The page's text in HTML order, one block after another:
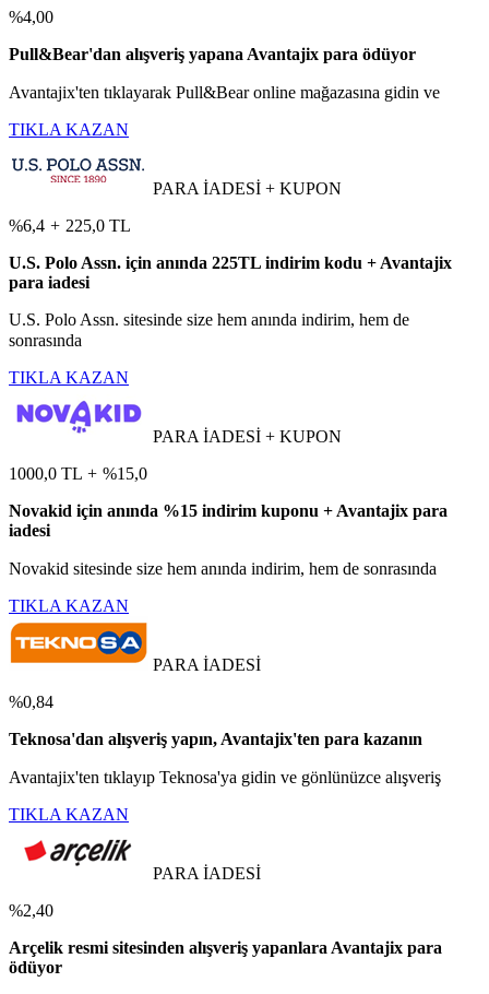
%4,00
Pull&Bear'dan alışveriş yapana Avantajix para ödüyor
Avantajix'ten tıklayarak Pull&Bear online mağazasına gidin ve
TIKLA KAZAN
PARA İADESİ + KUPON
%6,4 + 225,0 TL
U.S. Polo Assn. için anında 225TL indirim kodu + Avantajix
para iadesi
U.S. Polo Assn. sitesinde size hem anında indirim, hem de
sonrasında
TIKLA KAZAN
PARA İADESİ + KUPON
1000,0 TL + %15,0
Novakid için anında %15 indirim kuponu + Avantajix para
iadesi
Novakid sitesinde size hem anında indirim, hem de sonrasında
TIKLA KAZAN
PARA İADESİ
%0,84
Teknosa'dan alışveriş yapın, Avantajix'ten para kazanın
Avantajix'ten tıklayıp Teknosa'ya gidin ve gönlünüzce alışveriş
TIKLA KAZAN
PARA İADESİ
%2,40
Arçelik resmi sitesinden alışveriş yapanlara Avantajix para
ödüyor